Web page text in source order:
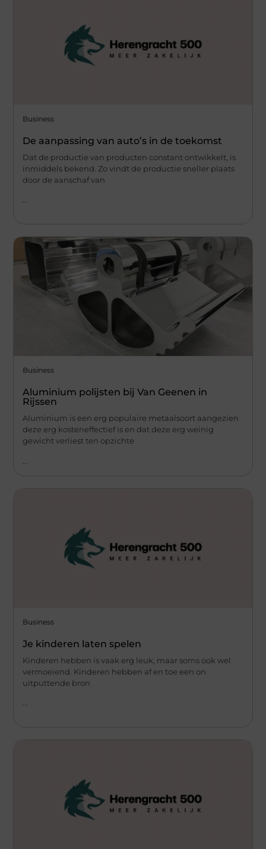
Business
De aanpassing van auto’s in de toekomst
Dat de productie van producten constant ontwikkelt, is
inmiddels bekend. Zo vindt de productie sneller plaats
door de aanschaf van
...
Business
Aluminium polijsten bij Van Geenen in
Rijssen
Aluminium is een erg populaire metaalsoort aangezien
deze erg kosteneffectief is en dat deze erg weinig
gewicht verliest ten opzichte
Business
Je kinderen laten spelen
Kinderen hebben is vaak erg leuk, maar soms ook wel
vermoeiend. Kinderen hebben af en toe een on
uitputtende bron
...